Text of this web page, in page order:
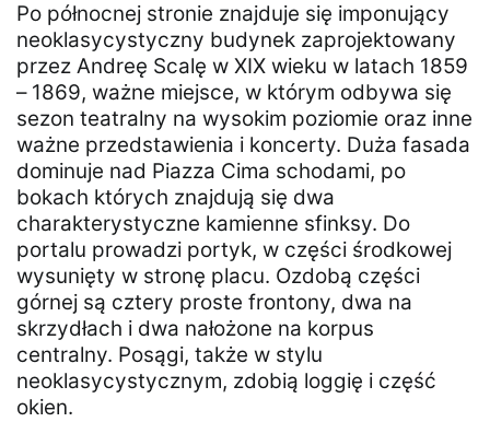
Po północnej stronie znajduje się imponujący
neoklasycystyczny budynek zaprojektowany
przez Andreę Scalę w XIX wieku w latach 1859
– 1869, ważne miejsce, w którym odbywa się
sezon teatralny na wysokim poziomie oraz inne
ważne przedstawienia i koncerty. Duża fasada
dominuje nad Piazza Cima schodami, po
bokach których znajdują się dwa
charakterystyczne kamienne sfinksy. Do
portalu prowadzi portyk, w części środkowej
wysunięty w stronę placu. Ozdobą części
górnej są cztery proste frontony, dwa na
skrzydłach i dwa nałożone na korpus
centralny. Posągi, także w stylu
neoklasycystycznym, zdobią loggię i część
okien.